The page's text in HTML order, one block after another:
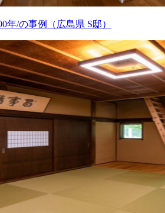
年/の事例（広島県 S邸）